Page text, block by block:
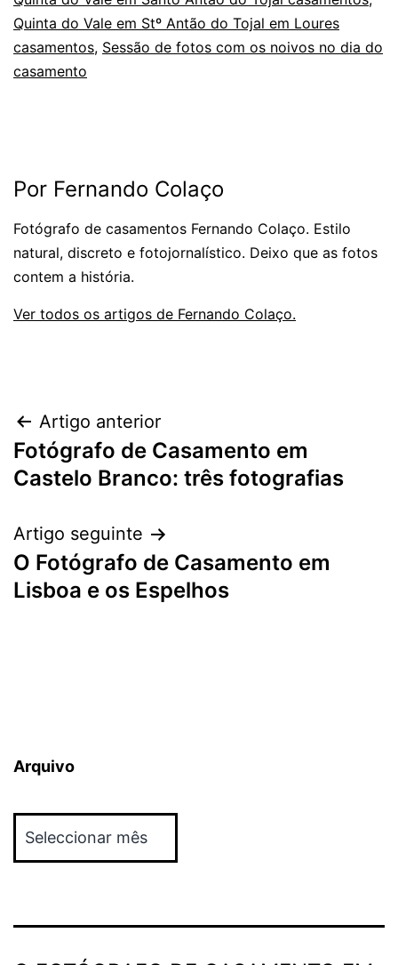
Quinta do Vale em Stº Antão do Tojal em Loures
casamentos, Sessão de fotos com os noivos no dia do
casamento
Por Fernando Colaço
Fotógrafo de casamentos Fernando Colaço. Estilo
natural, discreto e fotojornalístico. Deixo que as fotos
contem a história.
Ver todos os artigos de Fernando Colaço.
Navegação
de
Artigo anterior
Fotógrafo de Casamento em
Castelo Branco: três fotografias
Artigo seguinte
O Fotógrafo de Casamento em
Lisboa e os Espelhos
Arquivo